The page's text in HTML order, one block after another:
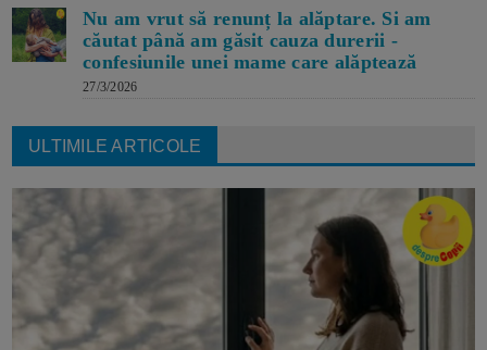
Nu am vrut să renunț la alăptare. Si am
căutat până am găsit cauza durerii -
confesiunile unei mame care alăptează
27/3/2026
ULTIMILE ARTICOLE